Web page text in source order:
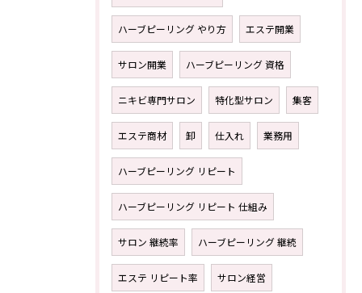
ハーブピーリング やり方 エステ開業
サロン開業 ハーブピーリング 資格
ニキビ専門サロン 特化型サロン 集客
エステ商材 卸 仕入れ 業務用
ハーブピーリング リピート
ハーブピーリング リピート 仕組み
サロン 継続率 ハーブピーリング 継続
エステ リピート率 サロン経営